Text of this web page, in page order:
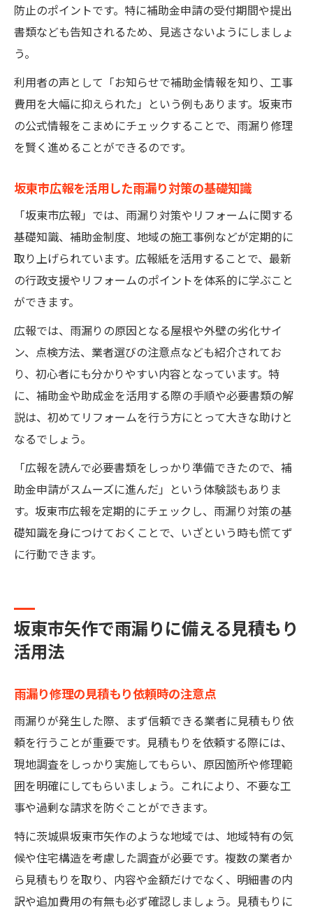
防止のポイントです。特に補助金申請の受付期間や提出
書類なども告知されるため、見逃さないようにしましょ
う。
利用者の声として「お知らせで補助金情報を知り、工事
費用を大幅に抑えられた」という例もあります。坂東市
の公式情報をこまめにチェックすることで、雨漏り修理
を賢く進めることができるのです。
坂東市広報を活用した雨漏り対策の基礎知識
「坂東市広報」では、雨漏り対策やリフォームに関する
基礎知識、補助金制度、地域の施工事例などが定期的に
取り上げられています。広報紙を活用することで、最新
の行政支援やリフォームのポイントを体系的に学ぶこと
ができます。
広報では、雨漏りの原因となる屋根や外壁の劣化サイ
ン、点検方法、業者選びの注意点なども紹介されてお
り、初心者にも分かりやすい内容となっています。特
に、補助金や助成金を活用する際の手順や必要書類の解
説は、初めてリフォームを行う方にとって大きな助けと
なるでしょう。
「広報を読んで必要書類をしっかり準備できたので、補
助金申請がスムーズに進んだ」という体験談もありま
す。坂東市広報を定期的にチェックし、雨漏り対策の基
礎知識を身につけておくことで、いざという時も慌てず
に行動できます。
坂東市矢作で雨漏りに備える見積もり
活用法
雨漏り修理の見積もり依頼時の注意点
雨漏りが発生した際、まず信頼できる業者に見積もり依
頼を行うことが重要です。見積もりを依頼する際には、
現地調査をしっかり実施してもらい、原因箇所や修理範
囲を明確にしてもらいましょう。これにより、不要な工
事や過剰な請求を防ぐことができます。
特に茨城県坂東市矢作のような地域では、地域特有の気
候や住宅構造を考慮した調査が必要です。複数の業者か
ら見積もりを取り、内容や金額だけでなく、明細書の内
訳や追加費用の有無も必ず確認しましょう。見積もりに